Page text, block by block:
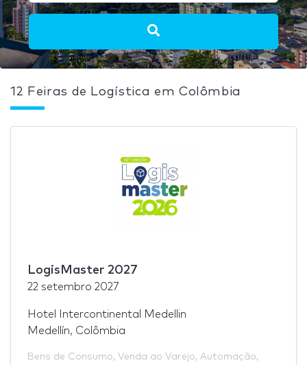
12 Feiras de Logística em Colômbia
LogisMaster 2027
22 setembro 2027
Hotel Intercontinental Medellin
Medellín, Colômbia
Bens de Consumo, Venda ao Varejo, Automação,